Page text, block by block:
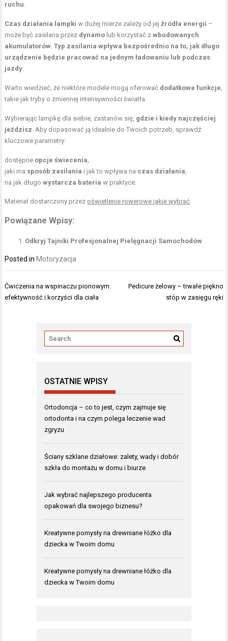
ruchu.
Czas działania lampki w dużej mierze zależy od jejźródła energii –
może być zasilana przez dynamo lub korzystać zwbudowanych
akumulatorów.Typ zasilania wpływa bezpośrednio na to, jak długo
urządzenie będzie pracować na jednym ładowaniu lub podczas
jazdy.
Warto wiedzieć, że niektóre modele mogą oferować dodatkowe funkcje,
takie jak tryby o zmiennej intensywności światła.
Wybierając lampkę dla siebie, zastanów się, gdzie i kiedy najczęściej
jeździsz. Aby dopasować ją idealnie do Twoich potrzeb, sprawdź
kluczowe parametry:
dostępne opcje świecenia,
jaki ma sposób zasilania i jak to wpływa na czas działania,
na jak długowystarcza bateria w praktyce.
Materiał dostarczony przez oświetlenie rowerowe jakie wybrać.
Powiązane Wpisy:
Odkryj Tajniki Profesjonalnej Pielęgnacji Samochodów
Posted in Motoryzacja
Nawigacja
wpisu
Ćwiczenia na wspinaczu pionowym:
efektywność i korzyści dla ciała
Pedicure żelowy – trwałe piękno
stóp w zasięgu ręki
OSTATNIE WPISY
Ortodoncja – co to jest, czym zajmuje się
ortodonta i na czym polega leczenie wad
zgryzu
Ściany szklane działowe: zalety, wady i dobór
szkła do montażu w domu i biurze
Jak wybrać najlepszego producenta
opakowań dla swojego biznesu?
Kreatywne pomysły na drewniane łóżko dla
dziecka w Twoim domu
Kreatywne pomysły na drewniane łóżko dla
dziecka w Twoim domu